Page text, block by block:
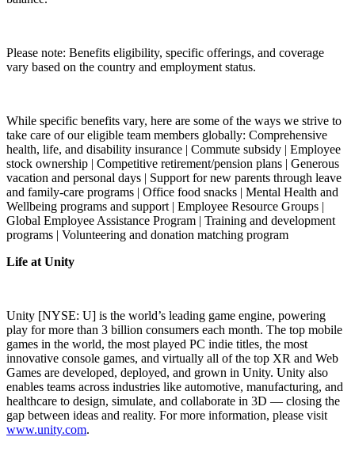
Please note: Benefits eligibility, specific offerings, and coverage
vary based on the country and employment status.
While specific benefits vary, here are some of the ways we strive to
take care of our eligible team members globally: Comprehensive
health, life, and disability insurance | Commute subsidy | Employee
stock ownership | Competitive retirement/pension plans | Generous
vacation and personal days | Support for new parents through leave
and family-care programs | Office food snacks | Mental Health and
Wellbeing programs and support | Employee Resource Groups |
Global Employee Assistance Program | Training and development
programs | Volunteering and donation matching program
Life at Unity
Unity [NYSE: U] is the world’s leading game engine, powering
play for more than 3 billion consumers each month. The top mobile
games in the world, the most played PC indie titles, the most
innovative console games, and virtually all of the top XR and Web
Games are developed, deployed, and grown in Unity. Unity also
enables teams across industries like automotive, manufacturing, and
healthcare to design, simulate, and collaborate in 3D — closing the
gap between ideas and reality. For more information, please visit
www.unity.com.